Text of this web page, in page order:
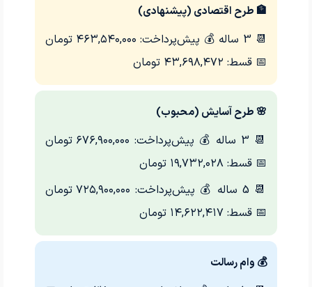
🏦 طرح اقتصادی (پیشنهادی)
📆 3 ساله
💰 پیش‌پرداخت: ۴۶۳,۵۴۰,۰۰۰ تومان
📅 قسط: ۴۳,۶۹۸,۴۷۲ تومان
🌸 طرح آسایش (محبوب)
📆 3 ساله
💰 پیش‌پرداخت: ۶۷۶,۹۰۰,۰۰۰ تومان
📅 قسط: ۱۹,۷۳۲,۰۲۸ تومان
📆 5 ساله
💰 پیش‌پرداخت: ۷۲۵,۹۰۰,۰۰۰ تومان
📅 قسط: ۱۴,۶۲۲,۴۱۷ تومان
💰 وام رسالت